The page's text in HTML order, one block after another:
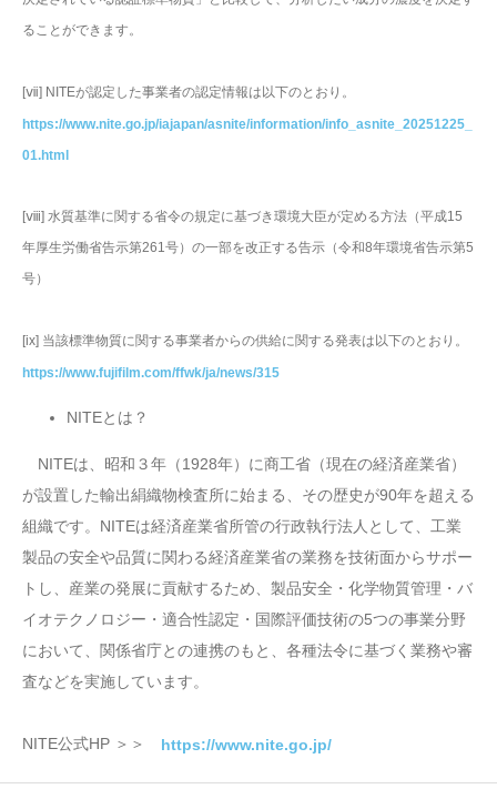
ることができます。
[ⅶ] NITEが認定した事業者の認定情報は以下のとおり。
https://www.nite.go.jp/iajapan/asnite/information/info_asnite_20251225_
01.html
[ⅷ] 水質基準に関する省令の規定に基づき環境大臣が定める方法（平成15
年厚生労働省告示第261号）の一部を改正する告示（令和8年環境省告示第5
号）
[ix] 当該標準物質に関する事業者からの供給に関する発表は以下のとおり。
https://www.fujifilm.com/ffwk/ja/news/315
NITEとは？
NITEは、昭和３年（1928年）に商工省（現在の経済産業省）
が設置した輸出絹織物検査所に始まる、その歴史が90年を超える
組織です。NITEは経済産業省所管の行政執行法人として、工業
製品の安全や品質に関わる経済産業省の業務を技術面からサポー
トし、産業の発展に貢献するため、製品安全・化学物質管理・バ
イオテクノロジー・適合性認定・国際評価技術の5つの事業分野
において、関係省庁との連携のもと、各種法令に基づく業務や審
査などを実施しています。
NITE公式HP ＞＞ https://www.nite.go.jp/